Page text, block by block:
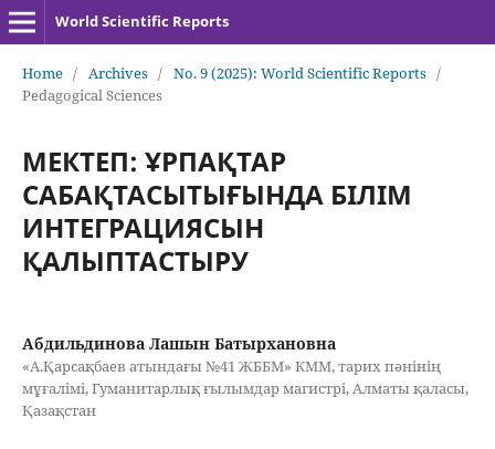
World Scientific Reports
Home / Archives / No. 9 (2025): World Scientific Reports /
Pedagogical Sciences
МЕКТЕП: ҰРПАҚТАР
САБАҚТАСЫТЫҒЫНДА БІЛІМ
ИНТЕГРАЦИЯСЫН
ҚАЛЫПТАСТЫРУ
Абдильдинова Лашын Батырхановна
«А.Қарсақбаев атындағы №41 ЖББМ» КММ, тарих пәнінің
мұғалімі, Гуманитарлық ғылымдар магистрі, Алматы қаласы,
Қазақстан